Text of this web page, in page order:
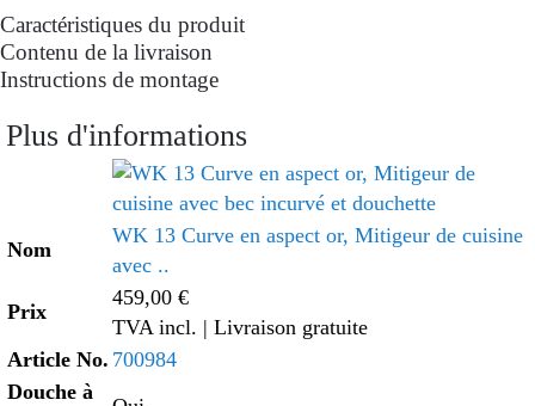
Caractéristiques du produit
Contenu de la livraison
Instructions de montage
Plus d'informations
Nom
WK 13 Curve en aspect or, Mitigeur de cuisine
avec ..
Prix
459,00 €
TVA incl. | Livraison gratuite
Article No. 700984
Douche à